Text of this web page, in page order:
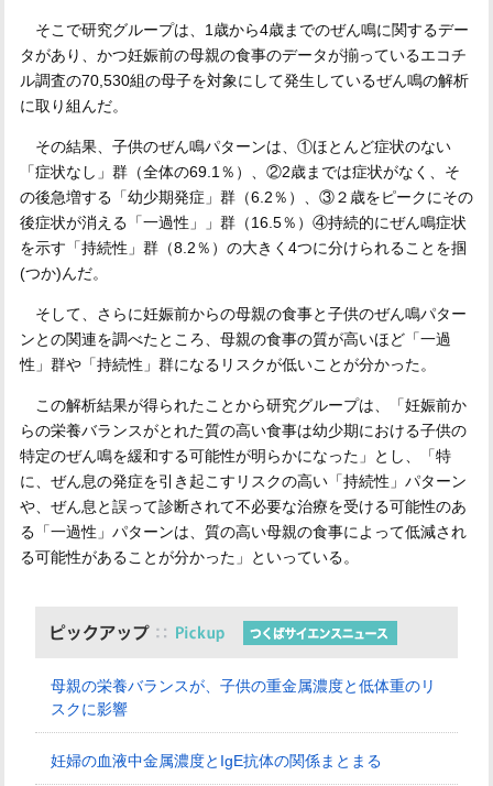
そこで研究グループは、1歳から4歳までのぜん鳴に関するデー
タがあり、かつ妊娠前の母親の食事のデータが揃っているエコチ
ル調査の70,530組の母子を対象にして発生しているぜん鳴の解析
に取り組んだ。
その結果、子供のぜん鳴パターンは、①ほとんど症状のない
「症状なし」群（全体の69.1％）、②2歳までは症状がなく、そ
の後急増する「幼少期発症」群（6.2％）、③２歳をピークにその
後症状が消える「一過性」」群（16.5％）④持続的にぜん鳴症状
を示す「持続性」群（8.2％）の大きく4つに分けられることを掴
(つか)んだ。
そして、さらに妊娠前からの母親の食事と子供のぜん鳴パター
ンとの関連を調べたところ、母親の食事の質が高いほど「一過
性」群や「持続性」群になるリスクが低いことが分かった。
この解析結果が得られたことから研究グループは、「妊娠前か
らの栄養バランスがとれた質の高い食事は幼少期における子供の
特定のぜん鳴を緩和する可能性が明らかになった」とし、「特
に、ぜん息の発症を引き起こすリスクの高い「持続性」パターン
や、ぜん息と誤って診断されて不必要な治療を受ける可能性のあ
る「一過性」パターンは、質の高い母親の食事によって低減され
る可能性があることが分かった」といっている。
母親の栄養バランスが、子供の重金属濃度と低体重のリ
スクに影響
妊婦の血液中金属濃度とIgE抗体の関係まとまる